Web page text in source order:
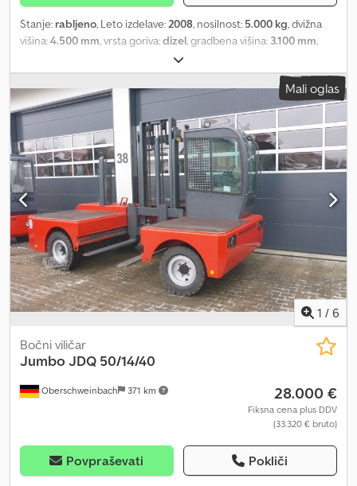
Stanje: rabljeno, Leto izdelave:2008, nosilnost: 5.000 kg, dvižna
višina:4.500 mm, vrsta goriva:dizel, gradbena višina: 3.100 mm,
, barva:
Mali oglas
1 / 6
Oberschweinbach 371 km
Bočni viličar
JumboJDQ 50/14/40
28.000 €
Fiksna cena plus DDV
(33.320 € bruto)
Povpraševati Pokliči